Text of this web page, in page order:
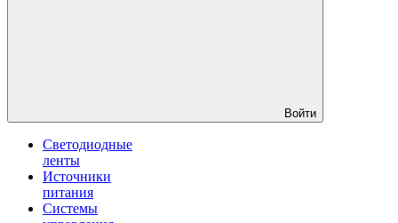
Войти
Светодиодные
ленты
Источники
питания
Системы